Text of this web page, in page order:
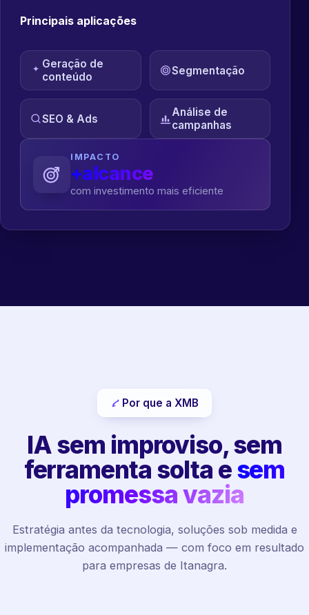
Principais aplicações
Geração de
conteúdo
Segmentação
SEO & Ads
Análise de
campanhas
IMPACTO
+alcance
com investimento mais eficiente
Por que a XMB
IA sem improviso, sem
ferramenta solta esem
promessa vazia
Estratégia antes da tecnologia, soluções sob medida e
implementação acompanhada — com foco em resultado
para empresas de Itanagra.